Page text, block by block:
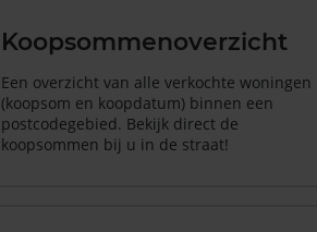
Koopsommenoverzicht
Een overzicht van alle verkochte woningen
(koopsom en koopdatum) binnen een
postcodegebied. Bekijk direct de
koopsommen bij u in de straat!